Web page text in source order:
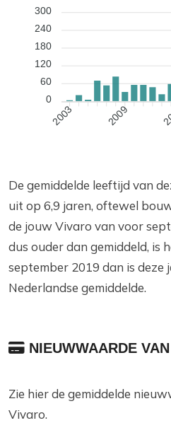
300
240
180
120
60
0
2003 2009
De gemiddelde leeftijd van
uit op 6,9 jaren, oftewel
de jouw Vivaro van voor
dus ouder dan gemiddeld, is
september 2019 dan is deze
Nederlandse gemiddelde.
NIEUWWAARDE
Zie hier de gemiddelde
Vivaro.